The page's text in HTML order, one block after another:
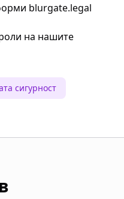
blurgate.legal
на нашите
сигурност